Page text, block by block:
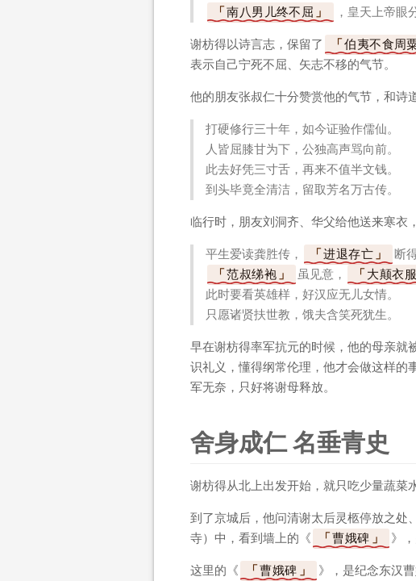
南八男儿终不屈
，皇天上帝眼
谢枋得以诗言志，保留了 伯夷不食周
表示自己宁死不屈、矢志不移的气节。
他的朋友张叔仁十分赞赏他的气节，和诗
打硬修行三十年，如今证验作儒仙。
人皆屈膝甘为下，公独高声骂向前。
此去好凭三寸舌，再来不值半文钱。
到头毕竟全清洁，留取芳名万古传。
临行时，朋友刘洞齐、华父给他送来寒衣
平生爱读龚胜传， 进退存亡
断
范叔绨袍
虽见意， 大颠衣服
此时要看英雄样，好汉应无儿女情。
只愿诸贤扶世教，饿夫含笑死犹生。
早在谢枋得率军抗元的时候，他的母亲就
识礼义，懂得纲常伦理，他才会做这样的
军无奈，只好将谢母释放。
舍身成仁 名垂青史
谢枋得从北上出发开始，就只吃少量蔬菜
到了京城后，他问清谢太后灵柩停放之处
寺）中，看到墙上的《
曹娥碑 》
这里的《 曹娥碑
》，是纪念东汉